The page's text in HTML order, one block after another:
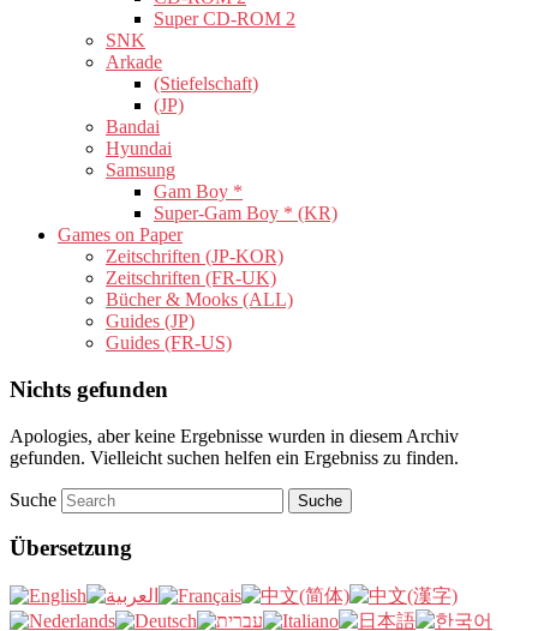
Super CD-ROM 2
SNK
Arkade
(Stiefelschaft)
(JP)
Bandai
Hyundai
Samsung
Gam Boy *
Super-Gam Boy * (KR)
Games on Paper
Zeitschriften (JP-KOR)
Zeitschriften (FR-UK)
Bücher & Mooks (ALL)
Guides (JP)
Guides (FR-US)
Nichts gefunden
Apologies, aber keine Ergebnisse wurden in diesem Archiv
gefunden. Vielleicht suchen helfen ein Ergebniss zu finden.
Suche
Übersetzung